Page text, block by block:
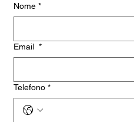
Nome *
Email *
Telefono *